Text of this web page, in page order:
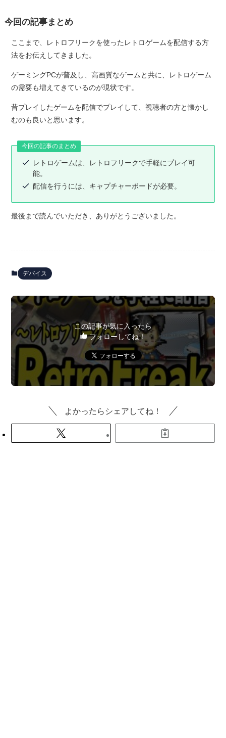
今回の記事まとめ
ここまで、レトロフリークを使ったレトロゲームを配信する方
法をお伝えしてきました。
ゲーミングPCが普及し、高画質なゲームと共に、レトロゲーム
の需要も増えてきているのが現状です。
昔プレイしたゲームを配信でプレイして、視聴者の方と懐かし
むのも良いと思います。
今回の記事のまとめ
レトロゲームは、レトロフリークで手軽にプレイ可
能。
配信を行うには、キャプチャーボードが必要。
最後まで読んでいただき、ありがとうございました。
デバイス
この記事が気に入ったら
フォローしてね！
よかったらシェアしてね！